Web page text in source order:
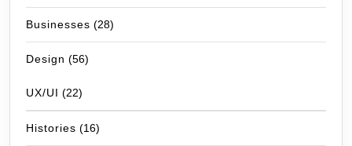
Businesses (28)
Design (56)
UX/UI (22)
Histories (16)